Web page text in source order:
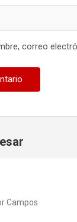
correo
Campos